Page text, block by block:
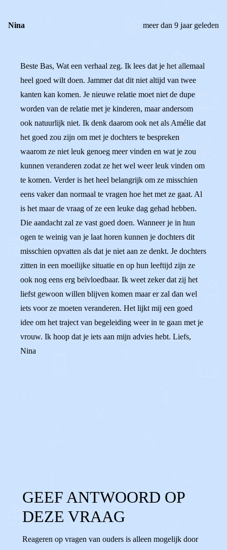
Nina meer dan 9 jaar geleden
Beste Bas, Wat een verhaal zeg. Ik lees dat je het allemaal
heel goed wilt doen. Jammer dat dit niet altijd van twee
kanten kan komen. Je nieuwe relatie moet niet de dupe
worden van de relatie met je kinderen, maar andersom
ook natuurlijk niet. Ik denk daarom ook net als Amélie dat
het goed zou zijn om met je dochters te bespreken
waarom ze niet leuk genoeg meer vinden en wat je zou
kunnen veranderen zodat ze het wel weer leuk vinden om
te komen. Verder is het heel belangrijk om ze misschien
eens vaker dan normaal te vragen hoe het met ze gaat. Al
is het maar de vraag of ze een leuke dag gehad hebben.
Die aandacht zal ze vast goed doen. Wanneer je in hun
ogen te weinig van je laat horen kunnen je dochters dit
misschien opvatten als dat je niet aan ze denkt. Je dochters
zitten in een moeilijke situatie en op hun leeftijd zijn ze
ook nog eens erg beïvloedbaar. Ik weet zeker dat zij het
liefst gewoon willen blijven komen maar er zal dan wel
iets voor ze moeten veranderen. Het lijkt mij een goed
idee om het traject van begeleiding weer in te gaan met je
vrouw. Ik hoop dat je iets aan mijn advies hebt. Liefs,
Nina
GEEF ANTWOORD OP
DEZE VRAAG
Reageren op vragen van ouders is alleen mogelijk door